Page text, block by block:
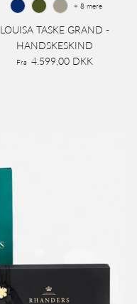
LOUISA TASKE GRAND -
HANDSKESKIND
Fra 4.599,00 DKK
+ 8 mere